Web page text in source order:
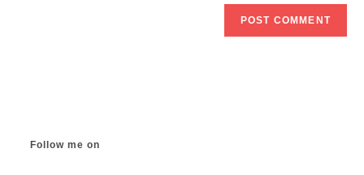
Follow me on